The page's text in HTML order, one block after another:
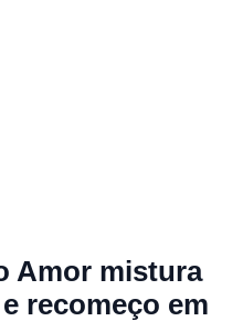
Amor mistura
recomeço em